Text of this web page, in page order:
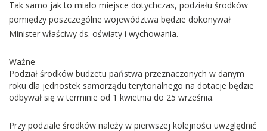
Tak samo jak to miało miejsce dotychczas, podziału środków
pomiędzy poszczególne województwa będzie dokonywał
Minister właściwy ds. oświaty i wychowania.
Ważne
Podział środków budżetu państwa przeznaczonych w danym
roku dla jednostek samorządu terytorialnego na dotacje będzie
odbywał się w terminie od 1 kwietnia do 25 września.
Przy podziale środków należy w pierwszej kolejności uwzględnić